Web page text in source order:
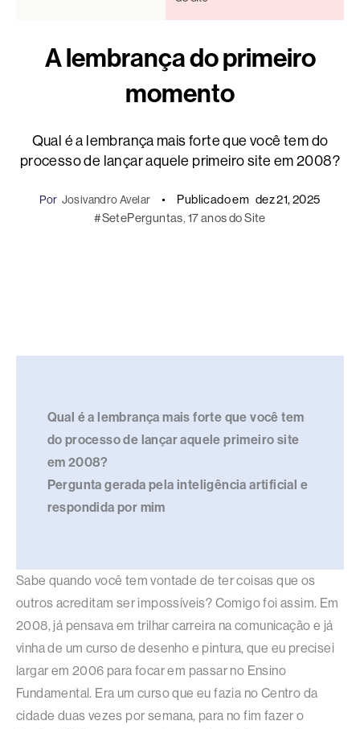
A lembrança do primeiro
momento
Qual é a lembrança mais forte que você tem do
processo de lançar aquele primeiro site em 2008?
Por Josivandro Avelar Publicado em dez 21, 2025
#SetePerguntas, 17 anos do Site
Qual é a lembrança mais forte que você tem
do processo de lançar aquele primeiro site
em 2008?
Pergunta gerada pela inteligência artificial e
respondida por mim
Sabe quando você tem vontade de ter coisas que os
outros acreditam ser impossíveis? Comigo foi assim. Em
2008, já pensava em trilhar carreira na comunicação e já
vinha de um curso de desenho e pintura, que eu precisei
largar em 2006 para focar em passar no Ensino
Fundamental. Era um curso que eu fazia no Centro da
cidade duas vezes por semana, para no fim fazer o